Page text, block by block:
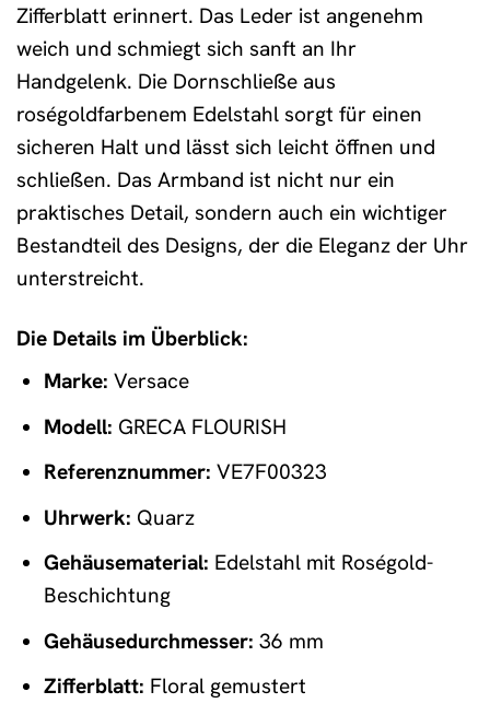
Zifferblatt erinnert. Das Leder ist angenehm
weich und schmiegt sich sanft an Ihr
Handgelenk. Die Dornschließe aus
roségoldfarbenem Edelstahl sorgt für einen
sicheren Halt und lässt sich leicht öffnen und
schließen. Das Armband ist nicht nur ein
praktisches Detail, sondern auch ein wichtiger
Bestandteil des Designs, der die Eleganz der Uhr
unterstreicht.
Die Details im Überblick:
Marke: Versace
Modell: GRECA FLOURISH
Referenznummer: VE7F00323
Uhrwerk: Quarz
Gehäusematerial: Edelstahl mit Roségold-
Beschichtung
Gehäusedurchmesser: 36 mm
Zifferblatt: Floral gemustert